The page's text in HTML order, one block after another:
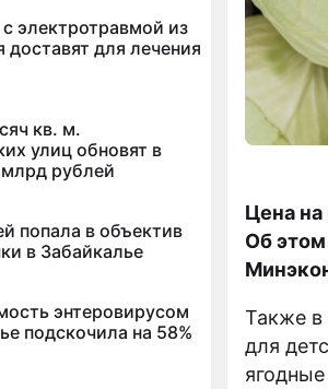
электротравмой из
доставят для лечения
кв. м.
улиц обновят в
млрд рублей
попала в объектив
в Забайкалье
энтеровирусом
подскочила на 58%
Цена на
Об
Также в
для